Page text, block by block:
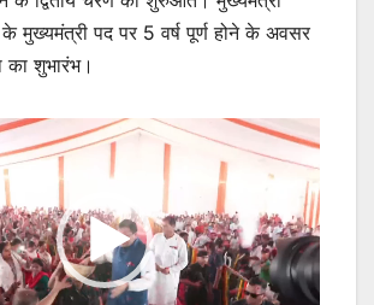
के मुख्यमंत्री पद पर 5 वर्ष पूर्ण होने के अवसर
का शुभारंभ।